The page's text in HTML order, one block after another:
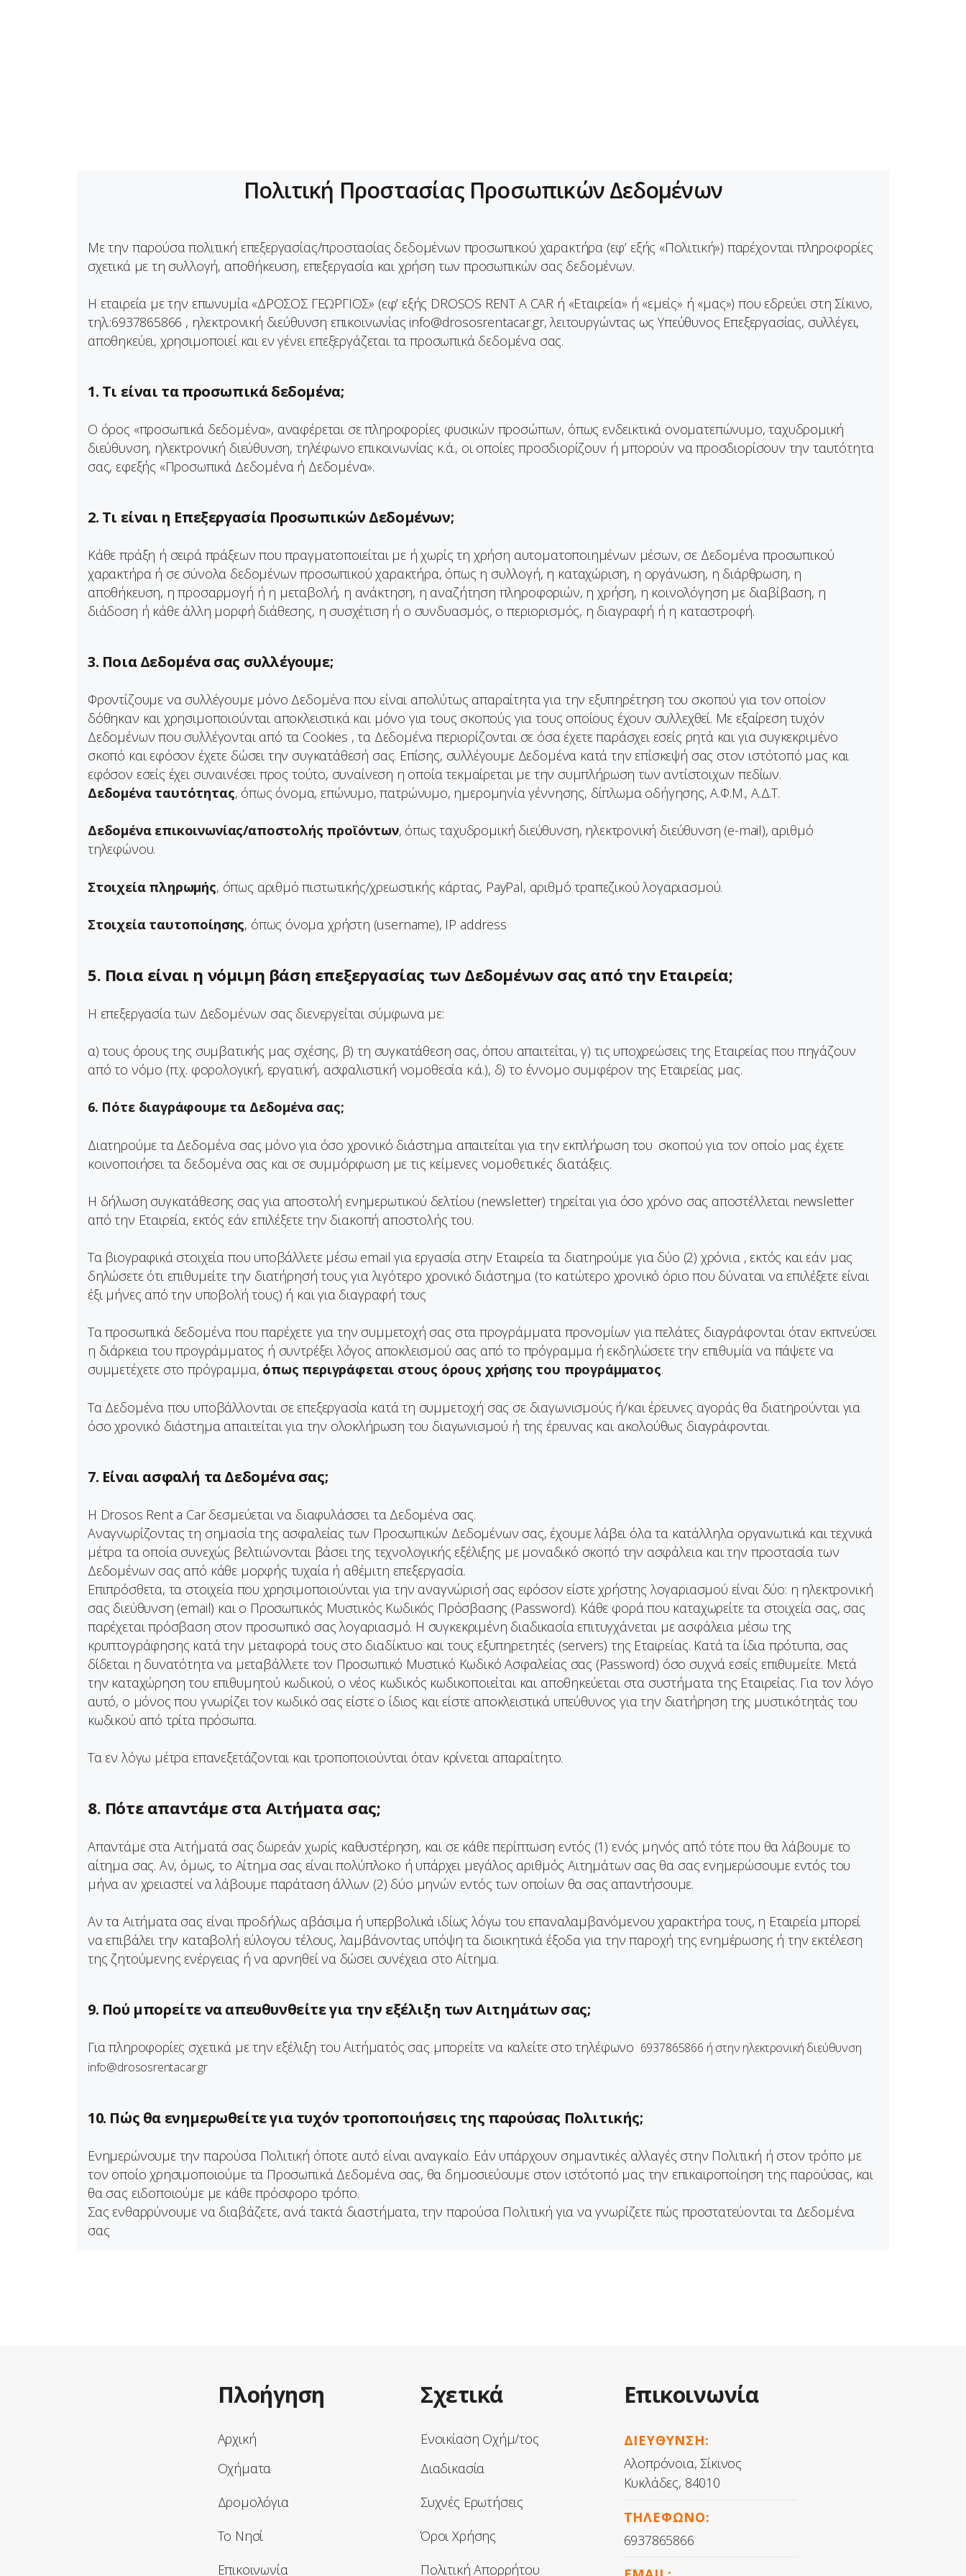
ΕΠΙΚΟΙΝΩΝΊΑ
Πολιτική Προστασίας Προσωπικών Δεδομένων
Mε την παρούσα πολιτική επεξεργασίας/προστασίας δεδομένων προσωπικού χαρακτήρα (εφ’ εξής «Πολιτική») παρέχονται πληροφορίες
σχετικά με τη συλλογή, αποθήκευση, επεξεργασία και χρήση των προσωπικών σας δεδομένων.
Η εταιρεία με την επωνυμία «ΔΡΟΣΟΣ ΓΕΩΡΓΙΟΣ» (εφ’ εξής DROSOS RENT A CAR ή «Εταιρεία» ή «εμείς» ή «μας») που εδρεύει στη Σίκινο,
τηλ.:6937865866 , ηλεκτρονική διεύθυνση επικοινωνίας info@drososrentacar.gr, λειτουργώντας ως Υπεύθυνος Επεξεργασίας, συλλέγει,
αποθηκεύει, χρησιμοποιεί και εν γένει επεξεργάζεται τα προσωπικά δεδομένα σας.
1. Τι είναι τα προσωπικά δεδομένα;
Ο όρος «προσωπικά δεδομένα», αναφέρεται σε πληροφορίες φυσικών προσώπων, όπως ενδεικτικά ονοματεπώνυμο, ταχυδρομική
διεύθυνση, ηλεκτρονική διεύθυνση, τηλέφωνο επικοινωνίας κ.ά., οι οποίες προσδιορίζουν ή μπορούν να προσδιορίσουν την ταυτότητα
σας, εφεξής «Προσωπικά Δεδομένα ή Δεδομένα».
2. Τι είναι η Επεξεργασία Προσωπικών Δεδομένων;
Κάθε πράξη ή σειρά πράξεων που πραγματοποιείται με ή χωρίς τη χρήση αυτοματοποιημένων μέσων, σε Δεδομένα προσωπικού
χαρακτήρα ή σε σύνολα δεδομένων προσωπικού χαρακτήρα, όπως η συλλογή, η καταχώριση, η οργάνωση, η διάρθρωση, η
αποθήκευση, η προσαρμογή ή η μεταβολή, η ανάκτηση, η αναζήτηση πληροφοριών, η χρήση, η κοινολόγηση με διαβίβαση, η
διάδοση ή κάθε άλλη μορφή διάθεσης, η συσχέτιση ή ο συνδυασμός, ο περιορισμός, η διαγραφή ή η καταστροφή.
3. Ποια Δεδομένα σας συλλέγουμε;
Φροντίζουμε να συλλέγουμε μόνο Δεδομένα που είναι απολύτως απαραίτητα για την εξυπηρέτηση του σκοπού για τον οποίον
δόθηκαν και χρησιμοποιούνται αποκλειστικά και μόνο για τους σκοπούς για τους οποίους έχουν συλλεχθεί. Με εξαίρεση τυχόν
Δεδομένων που συλλέγονται από τα Cookies , τα Δεδομένα περιορίζονται σε όσα έχετε παράσχει εσείς ρητά και για συγκεκριμένο
σκοπό και εφόσον έχετε δώσει την συγκατάθεσή σας. Επίσης, συλλέγουμε Δεδομένα κατά την επίσκεψή σας στον ιστότοπό μας και
εφόσον εσείς έχει συναινέσει προς τούτο, συναίνεση η οποία τεκμαίρεται με την συμπλήρωση των αντίστοιχων πεδίων.
Δεδομένα ταυτότητας, όπως όνομα, επώνυμο, πατρώνυμο, ημερομηνία γέννησης, δίπλωμα οδήγησης, Α.Φ.Μ., Α.Δ.Τ.
Δεδομένα επικοινωνίας/αποστολής προϊόντων, όπως ταχυδρομική διεύθυνση, ηλεκτρονική διεύθυνση (e-mail), αριθμό
τηλεφώνου.
Στοιχεία πληρωμής, όπως αριθμό πιστωτικής/χρεωστικής κάρτας, PayPal, αριθμό τραπεζικού λογαριασμού.
Στοιχεία ταυτοποίησης, όπως όνομα χρήστη (username), IP address
5. Ποια είναι η νόμιμη βάση επεξεργασίας των Δεδομένων σας από την Εταιρεία;
Η επεξεργασία των Δεδομένων σας διενεργείται σύμφωνα με:
α) τους όρους της συμβατικής μας σχέσης, β) τη συγκατάθεση σας, όπου απαιτείται, γ) τις υποχρεώσεις της Εταιρείας που πηγάζουν
από το νόμο (π.χ. φορολογική, εργατική, ασφαλιστική νομοθεσία κ.ά.), δ) το έννομο συμφέρον της Εταιρείας μας.
6. Πότε διαγράφουμε τα Δεδομένα σας;
Διατηρούμε τα Δεδομένα σας μόνο για όσο χρονικό διάστημα απαιτείται για την εκπλήρωση του σκοπού για τον οποίο μας έχετε
κοινοποιήσει τα δεδομένα σας και σε συμμόρφωση με τις κείμενες νομοθετικές διατάξεις.
Η δήλωση συγκατάθεσης σας για αποστολή ενημερωτικού δελτίου (newsletter) τηρείται για όσο χρόνο σας αποστέλλεται newsletter
από την Εταιρεία, εκτός εάν επιλέξετε την διακοπή αποστολής του.
Τα βιογραφικά στοιχεία που υποβάλλετε μέσω email για εργασία στην Εταιρεία τα διατηρούμε για δύο (2) χρόνια , εκτός και εάν μας
δηλώσετε ότι επιθυμείτε την διατήρησή τους για λιγότερο χρονικό διάστημα (το κατώτερο χρονικό όριο που δύναται να επιλέξετε είναι
έξι μήνες από την υποβολή τους) ή και για διαγραφή τους
Τα προσωπικά δεδομένα που παρέχετε για την συμμετοχή σας στα προγράμματα προνομίων για πελάτες διαγράφονται όταν εκπνεύσει
η διάρκεια του προγράμματος ή συντρέξει λόγος αποκλεισμού σας από το πρόγραμμα ή εκδηλώσετε την επιθυμία να πάψετε να
συμμετέχετε στο πρόγραμμα, όπως περιγράφεται στους όρους χρήσης του προγράμματος.
Τα Δεδομένα που υποβάλλονται σε επεξεργασία κατά τη συμμετοχή σας σε διαγωνισμούς ή/και έρευνες αγοράς θα διατηρούνται για
όσο χρονικό διάστημα απαιτείται για την ολοκλήρωση του διαγωνισμού ή της έρευνας και ακολούθως διαγράφονται.
7. Είναι ασφαλή τα Δεδομένα σας;
Η Drosos Rent a Car δεσμεύεται να διαφυλάσσει τα Δεδομένα σας.
Αναγνωρίζοντας τη σημασία της ασφαλείας των Προσωπικών Δεδομένων σας, έχουμε λάβει όλα τα κατάλληλα οργανωτικά και τεχνικά
μέτρα τα οποία συνεχώς βελτιώνονται βάσει της τεχνολογικής εξέλιξης με μοναδικό σκοπό την ασφάλεια και την προστασία των
Δεδομένων σας από κάθε μορφής τυχαία ή αθέμιτη επεξεργασία.
Επιπρόσθετα, τα στοιχεία που χρησιμοποιούνται για την αναγνώρισή σας εφόσον είστε χρήστης λογαριασμού είναι δύο: η ηλεκτρονική
σας διεύθυνση (email) και ο Προσωπικός Μυστικός Κωδικός Πρόσβασης (Password). Κάθε φορά που καταχωρείτε τα στοιχεία σας, σας
παρέχεται πρόσβαση στον προσωπικό σας λογαριασμό. Η συγκεκριμένη διαδικασία επιτυγχάνεται με ασφάλεια μέσω της
κρυπτογράφησης κατά την μεταφορά τους στο διαδίκτυο και τους εξυπηρετητές (servers) της Εταιρείας. Κατά τα ίδια πρότυπα, σας
δίδεται η δυνατότητα να μεταβάλλετε τον Προσωπικό Μυστικό Κωδικό Ασφαλείας σας (Password) όσο συχνά εσείς επιθυμείτε. Μετά
την καταχώρηση του επιθυμητού κωδικού, ο νέος κωδικός κωδικοποιείται και αποθηκεύεται στα συστήματα της Εταιρείας. Για τον λόγο
αυτό, ο μόνος που γνωρίζει τον κωδικό σας είστε ο ίδιος και είστε αποκλειστικά υπεύθυνος για την διατήρηση της μυστικότητάς του
κωδικού από τρίτα πρόσωπα.
Τα εν λόγω μέτρα επανεξετάζονται και τροποποιούνται όταν κρίνεται απαραίτητο.
8. Πότε απαντάμε στα Αιτήματα σας;
Απαντάμε στα Αιτήματά σας δωρεάν χωρίς καθυστέρηση, και σε κάθε περίπτωση εντός (1) ενός μηνός από τότε που θα λάβουμε το
αίτημα σας. Αν, όμως, το Αίτημα σας είναι πολύπλοκο ή υπάρχει μεγάλος αριθμός Αιτημάτων σας θα σας ενημερώσουμε εντός του
μήνα αν χρειαστεί να λάβουμε παράταση άλλων (2) δύο μηνών εντός των οποίων θα σας απαντήσουμε.
Αν τα Αιτήματα σας είναι προδήλως αβάσιμα ή υπερβολικά ιδίως λόγω του επαναλαμβανόμενου χαρακτήρα τους, η Εταιρεία μπορεί
να επιβάλει την καταβολή εύλογου τέλους, λαμβάνοντας υπόψη τα διοικητικά έξοδα για την παροχή της ενημέρωσης ή την εκτέλεση
της ζητούμενης ενέργειας ή να αρνηθεί να δώσει συνέχεια στο Αίτημα.
9. Πού μπορείτε να απευθυνθείτε για την εξέλιξη των Αιτημάτων σας;
Για πληροφορίες σχετικά με την εξέλιξη του Αιτήματός σας μπορείτε να καλείτε στο τηλέφωνο 6937865866 ή στην ηλεκτρονική διεύθυνση
info@drososrentacar.gr
10. Πώς θα ενημερωθείτε για τυχόν τροποποιήσεις της παρούσας Πολιτικής;
Ενημερώνουμε την παρούσα Πολιτική όποτε αυτό είναι αναγκαίο. Εάν υπάρχουν σημαντικές αλλαγές στην Πολιτική ή στον τρόπο με
τον οποίο χρησιμοποιούμε τα Προσωπικά Δεδομένα σας, θα δημοσιεύουμε στον ιστότοπό μας την επικαιροποίηση της παρούσας, και
θα σας ειδοποιούμε με κάθε πρόσφορο τρόπο.
Σας ενθαρρύνουμε να διαβάζετε, ανά τακτά διαστήματα, την παρούσα Πολιτική για να γνωρίζετε πώς προστατεύονται τα Δεδομένα
σας
Πλοήγηση
Αρχική
Οχήματα
Δρομολόγια
Το Νησί
Επικοινωνία
Σχετικά
Ενοικίαση Οχήμ/τος
Διαδικασία
Συχνές Ερωτήσεις
Όροι Χρήσης
Πολιτική Απορρήτου
Επικοινωνία
ΔΙΕΥΘΥΝΣΗ:
Αλοπρόνοια, Σίκινος
Κυκλάδες, 84010
ΤΗΛΕΦΩΝΟ:
6937865866